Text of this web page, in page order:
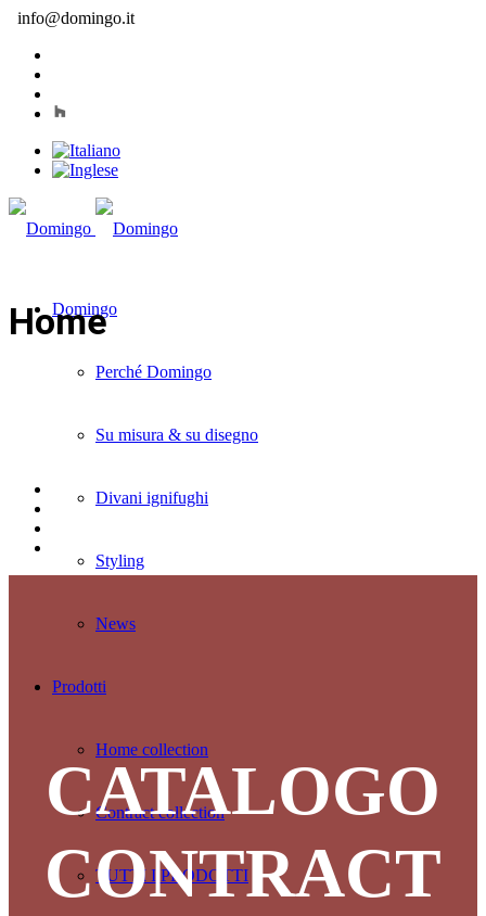
info@domingo.it
Domingo
Perché Domingo
Su misura & su disegno
Divani ignifughi
Styling
News
Prodotti
Home collection
Contract collection
TUTTI I PRODOTTI
Home
CATALOGO
CONTRACT